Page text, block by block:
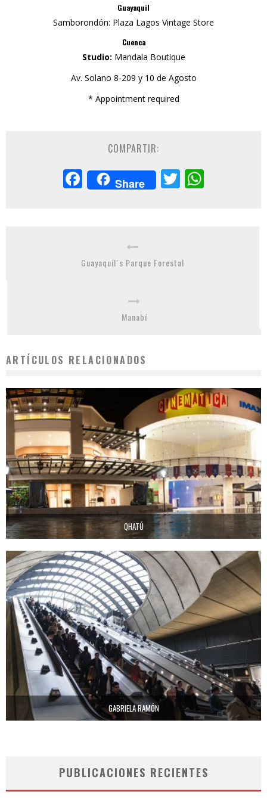
Guayaquil
Samborondón: Plaza Lagos Vintage Store
Cuenca
Studio: Mandala Boutique
Av. Solano 8-209 y 10 de Agosto
* Appointment required
COMPARTIR:
Facebook
Share Twitter
Guayaquil´s Parque Forestal
Manabí
ARTÍCULOS RELACIONADOS
QHATÚ
GABRIELA RAMÓN
PUBLICACIONES RECIENTES